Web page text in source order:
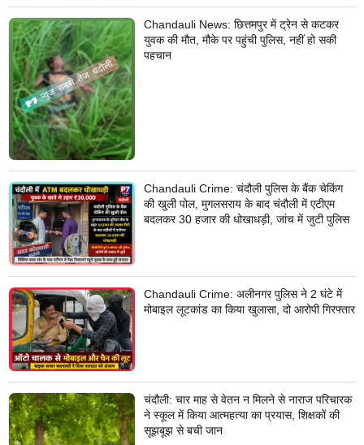
Chandauli News: छित्तमपुर में ट्रेन से कटकर
युवक की मौत, मौके पर पहुंची पुलिस, नहीं हो सकी
पहचान
Chandauli Crime: चंदौली पुलिस के बैंक चेकिंग
की खुली पोल, मुगलसराय के बाद चंदौली में एटीएम
बदलकर 30 हजार की धोखाधड़ी, जांच में जुटी पुलिस
Chandauli Crime: अलीनगर पुलिस ने 2 घंटे में
मोबाइल लूटकांड का किया खुलासा, दो आरोपी गिरफ्तार
चंदौली: चार माह से वेतन न मिलने से नाराज परिचारक
ने स्कूल में किया आत्महत्या का प्रयास, शिक्षकों की
सूझबूझ से बची जान